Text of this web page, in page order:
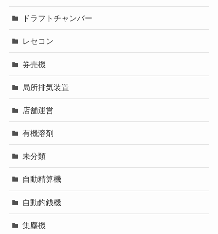
ドラフトチャンバー
レセコン
券売機
局所排気装置
店舗運営
有機溶剤
未分類
自動精算機
自動釣銭機
集塵機